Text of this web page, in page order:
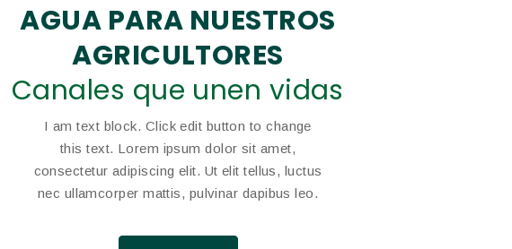
AGUA PARA NUESTROS
AGRICULTORES
Canales que unen vidas
I am text block. Click edit button to change
this text. Lorem ipsum dolor sit amet,
consectetur adipiscing elit. Ut elit tellus, luctus
nec ullamcorper mattis, pulvinar dapibus leo.